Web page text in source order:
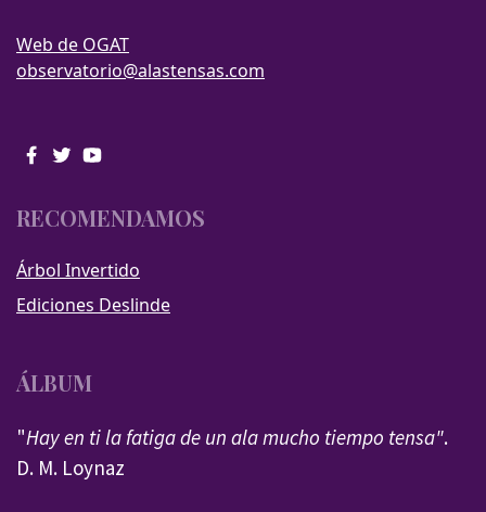
Web de OGAT
observatorio@alastensas.com
RECOMENDAMOS
Árbol Invertido
Ediciones Deslinde
ÁLBUM
"Hay en ti la fatiga de un ala mucho tiempo tensa".
D. M. Loynaz